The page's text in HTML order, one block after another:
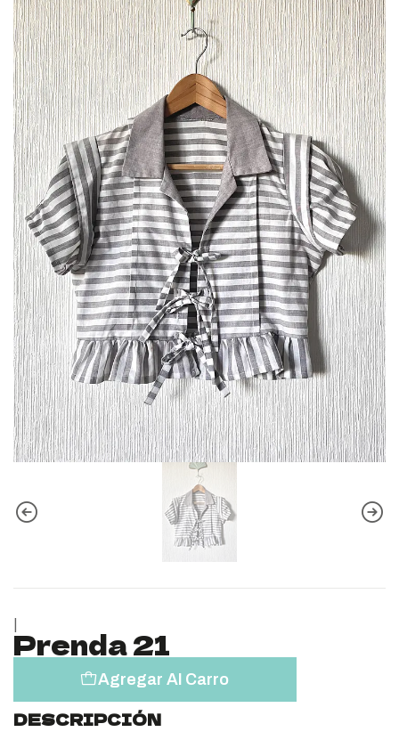
|
Prenda 21
Agregar Al Carro
DESCRIPCIÓN